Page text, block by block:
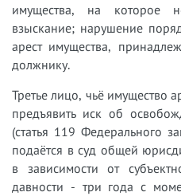
имущества, на которое
взыскание; нарушение
арест имущества,
должнику.
Третье лицо, чьё имущество
предъявить иск об
(статья 119 Федерального
подаётся в суд общей
в зависимости от
давности - три года с